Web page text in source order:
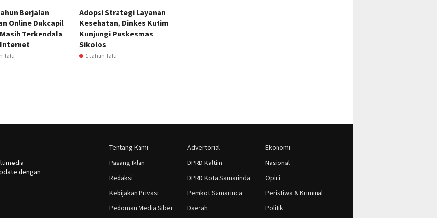
Berjalan
Online Dukcapil
Terkendala
lalu
Adopsi Strategi Layanan
Kesehatan, Dinkes Kutim
Kunjungi Puskesmas
Sikolos
1 tahun lalu
Tentang Kami
Pasang Iklan
Redaksi
Kebijakan Privasi
Pedoman Media Siber
Advertorial
DPRD Kaltim
DPRD Kota Samarinda
Pemkot Samarinda
Daerah
Ekonomi
Nasional
Opini
Peristiwa & Kriminal
Politik
dengan